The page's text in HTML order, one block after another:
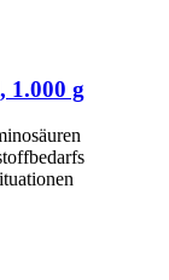
1.000 g